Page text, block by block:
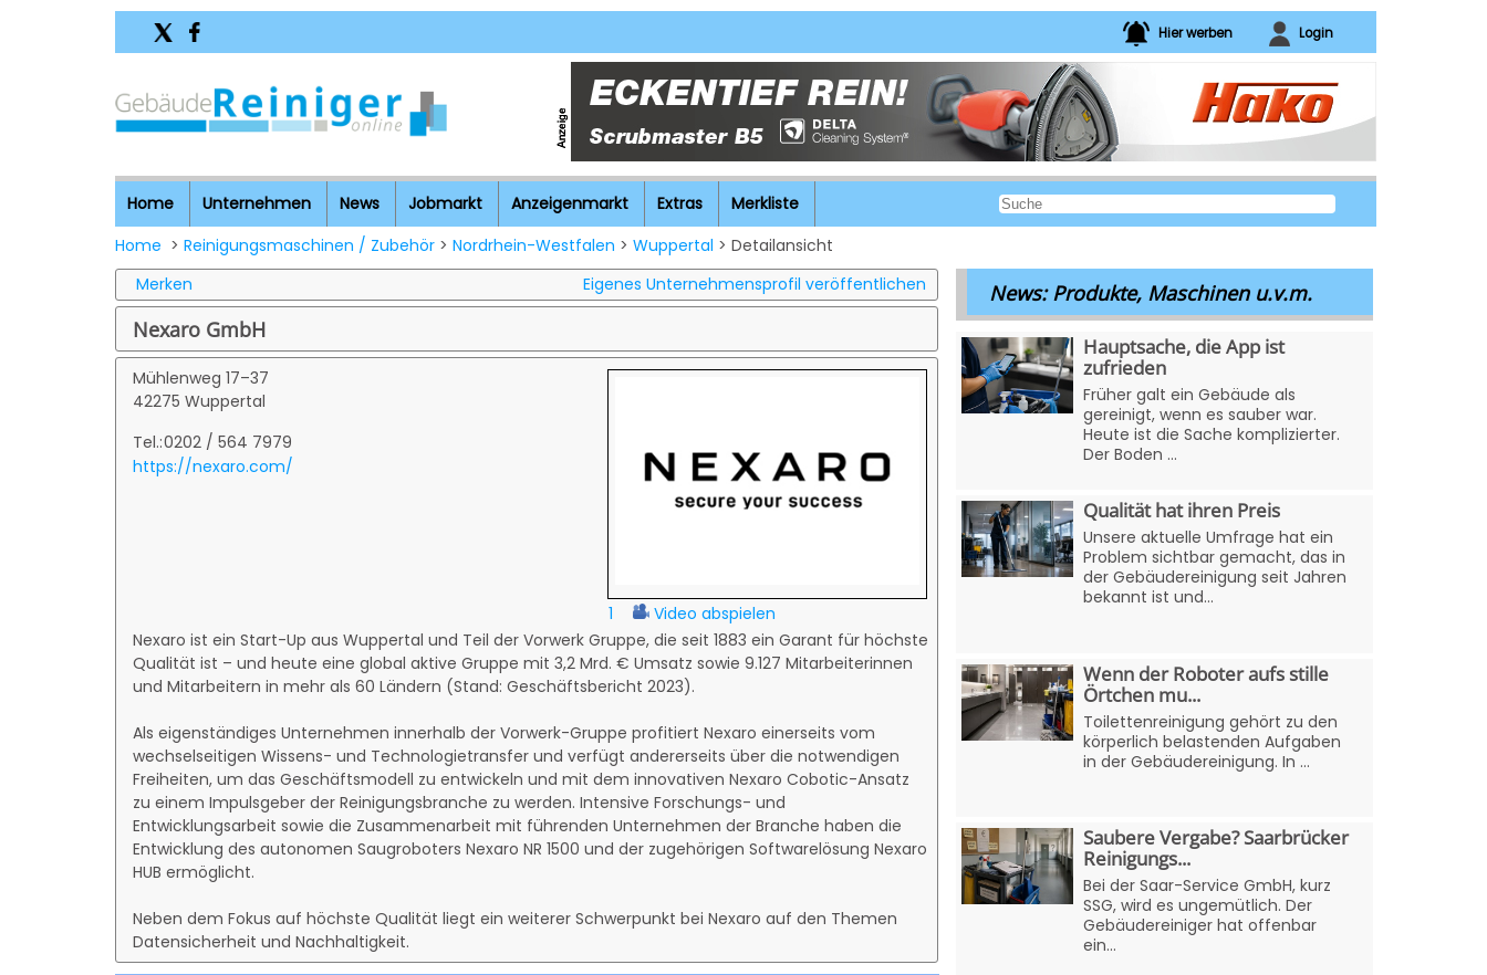
Hier werben Login
Home Unternehmen News Jobmarkt Anzeigenmarkt Extras
Merkliste
Home > Reinigungsmaschinen / Zubehör> Nordrhein-Westfalen > Wuppertal > Detailansicht
Merken
Eigenes Unternehmensprofil veröffentlichen
Nexaro GmbH
1 Video abspielen
Mühlenweg 17–37
42275 Wuppertal
Tel.:0202 / 564 7979
https://nexaro.com/
Nexaro ist ein Start-Up aus Wuppertal und Teil der Vorwerk Gruppe, die seit 1883 ein Garant für höchste
Qualität ist – und heute eine global aktive Gruppe mit 3,2 Mrd. € Umsatz sowie 9.127 Mitarbeiterinnen
und Mitarbeitern in mehr als 60 Ländern (Stand: Geschäftsbericht 2023).
Als eigenständiges Unternehmen innerhalb der Vorwerk-Gruppe profitiert Nexaro einerseits vom
wechselseitigen Wissens- und Technologietransfer und verfügt andererseits über die notwendigen
Freiheiten, um das Geschäftsmodell zu entwickeln und mit dem innovativen Nexaro Cobotic-Ansatz
zu einem Impulsgeber der Reinigungsbranche zu werden. Intensive Forschungs- und
Entwicklungsarbeit sowie die Zusammenarbeit mit führenden Unternehmen der Branche haben die
Entwicklung des autonomen Saugroboters Nexaro NR 1500 und der zugehörigen Softwarelösung Nexaro
HUB ermöglicht.
Neben dem Fokus auf höchste Qualität liegt ein weiterer Schwerpunkt bei Nexaro auf den Themen
Datensicherheit und Nachhaltigkeit.
News: Produkte, Maschinen u.v.m.
Hauptsache, die App ist
zufrieden
Früher galt ein Gebäude als
gereinigt, wenn es sauber war.
Heute ist die Sache komplizierter.
Der Boden ...
Qualität hat ihren Preis
Unsere aktuelle Umfrage hat ein
Problem sichtbar gemacht, das in
der Gebäudereinigung seit Jahren
bekannt ist und...
Wenn der Roboter aufs stille
Örtchen mu...
Toilettenreinigung gehört zu den
körperlich belastenden Aufgaben
in der Gebäudereinigung. In ...
Saubere Vergabe? Saarbrücker
Reinigungs...
Bei der Saar-Service GmbH, kurz
SSG, wird es ungemütlich. Der
Gebäudereiniger hat offenbar
ein...